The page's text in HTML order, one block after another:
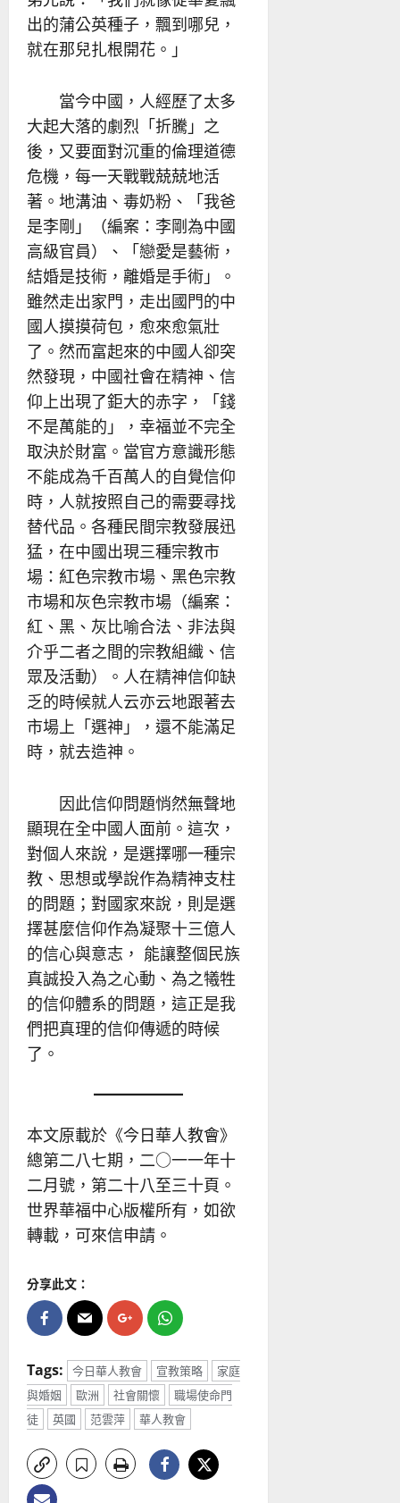
出的蒲公英種子，飄到哪兒，
就在那兒扎根開花。」
當今中國，人經歷了太多
大起大落的劇烈「折騰」之
後，又要面對沉重的倫理道德
危機，每一天戰戰兢兢地活
著。地溝油、毒奶粉、「我爸
是李剛」（編案：李剛為中國
高級官員）、「戀愛是藝術，
結婚是技術，離婚是手術」。
雖然走出家門，走出國門的中
國人摸摸荷包，愈來愈氣壯
了。然而富起來的中國人卻突
然發現，中國社會在精神、信
仰上出現了鉅大的赤字，「錢
不是萬能的」，幸福並不完全
取決於財富。當官方意識形態
不能成為千百萬人的自覺信仰
時，人就按照自己的需要尋找
替代品。各種民間宗教發展迅
猛，在中國出現三種宗教市
場：紅色宗教市場、黑色宗教
市場和灰色宗教市場（編案：
紅、黑、灰比喻合法、非法與
介乎二者之間的宗教組織、信
眾及活動）。人在精神信仰缺
乏的時候就人云亦云地跟著去
市場上「選神」，還不能滿足
時，就去造神。
因此信仰問題悄然無聲地
顯現在全中國人面前。這次，
對個人來說，是選擇哪一種宗
教、思想或學說作為精神支柱
的問題；對國家來說，則是選
擇甚麼信仰作為凝聚十三億人
的信心與意志， 能讓整個民族
真誠投入為之心動、為之犧牲
的信仰體系的問題，這正是我
們把真理的信仰傳遞的時候
了。
本文原載於《今日華人教會》
總第二八七期，二○一一年十
二月號，第二十八至三十頁。
世界華福中心版權所有，如欲
轉載，可來信申請。
分享此文：
Tags: 今日華人教會 宣教策略
家庭
與婚姻
歐洲 社會關懷
職場使命門
徒
英國 范雲萍 華人教會